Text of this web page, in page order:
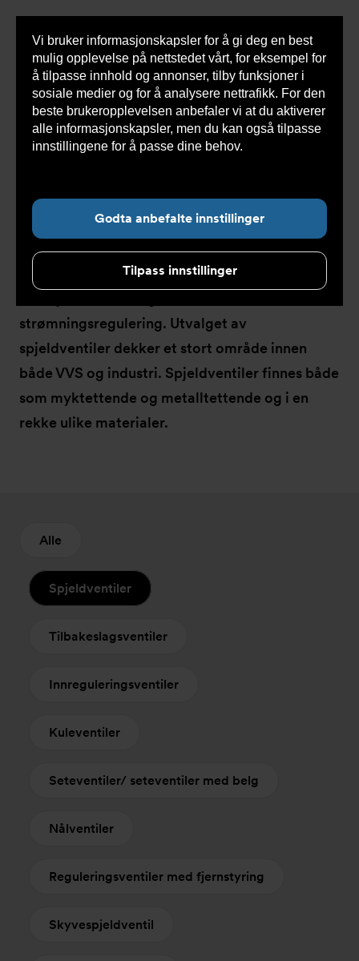
Vi bruker informasjonskapsler for å gi deg en best
mulig opplevelse på nettstedet vårt, for eksempel for
å tilpasse innhold og annonser, tilby funksjoner i
sosiale medier og for å analysere nettrafikk. For den
beste brukeropplevelsen anbefaler vi at du aktiverer
alle informasjonskapsler, men du kan også tilpasse
innstillingene for å passe dine behov.
Godta anbefalte innstillinger
Tilpass innstillinger
Du
her:
Armatec > Produkter > Ventiler > Spjeldventiler
Spjeldventiler
Spjeldventiler brukes både som
strømningsregulering. Utvalget av
spjeldventiler dekker et stort område innen
både VVS og industri. Spjeldventiler finnes både
som myktettende og metalltettende og i en
rekke ulike materialer.
Alle
Spjeldventiler
Tilbakeslagsventiler
Innreguleringsventiler
Kuleventiler
Seteventiler/ seteventiler med belg
Nålventiler
Reguleringsventiler med fjernstyring
Skyvespjeldventil